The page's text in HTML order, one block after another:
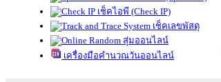
เช็คไอพี (Check IP)
เช็คเลขพัสดุ
สุ่มออนไลน์
เครื่องมือคำนวณวันออนไลน์